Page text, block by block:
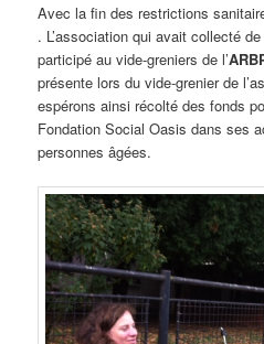
Avec la fin des restrictions
. L’association qui avait collecté
participé au vide-greniers de l’
présente lors du vide-grenier de
espérons ainsi récolté des fonds
Fondation Social Oasis dans ses
personnes âgées.